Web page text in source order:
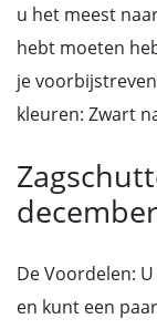
u het meest
hebt moeten
je
kleuren: Zwart
december
De Voordelen:
en kunt een